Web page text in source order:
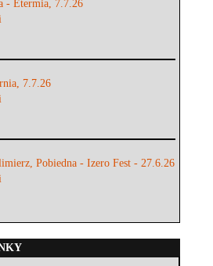
- Etermia, 7.7.26
7.7.26
Pobiedna - Izero Fest - 27.6.26